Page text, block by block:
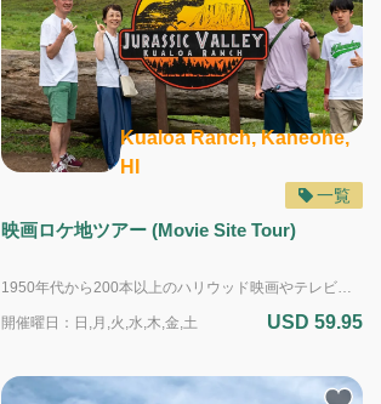
Kualoa Ranch, Kaneohe,
HI
一覧
映画ロケ地ツアー (Movie Site Tour)
1950年代から200本以上のハリウッド映画やテレビ番組が撮影されてきた、クアロアランチを代表するロケ地「カアアワ渓谷」を巡る人気ツアーです。 ツアー専用車両に乗って移動しながら、数々の有名映画やドラマの撮影スポットを車窓から見学します。『ジュマンジ』のダンスシーン、『ゴジラ』の巨大な足跡、『Finding ʻOhana』のロケ地など、実際に使用された場所を、ガイドの解説とともに巡ります。ガイドの案内は英語ですが、フレンドリーで分かりやすく進行しますので、英語に不安がある方でも安心してご参加いただけます。 途中、『キング・コング：髑髏島の巨神』のボーンヤードや、第二次世界大戦中に山肌に造られた実際の軍用バンカーでは下車して見学します。バンカー内では、クアロアで撮影された映画やドラマのポスター、小道具、展示物のほか、当時の貴重な戦争関連資料もご覧いただけます。 迫力ある映画ロケ地の数々はもちろん、クアロアランチの農業や牧畜、ハワイの自然、文化、歴史についても学べる、見どころを凝縮したツアーです。 こんな方におすすめ！ - クアロアランチを初めて訪れる方 - 有名なハリウッド映画のロケ地を効率よく見学したい方 - 短時間でクアロアのハイライトを楽しみたい方 - 小さなお子様からご年配の方まで、どなたでも参加しやすいツアーをお探しの方 - 映画だけでなく、ハワイの自然・文化・歴史にも触れたい方 【日本語音声ガイドをご利用いただけます】 映画ロケ地ツアーでは、日本語音声ガイドをご利用いただけます。 事前にスマートフォンに「クアロアマップ」をダウンロードして、ツアー当日に「映画ロケ地ツアー」を選ぶだけで、各スポットの日本語解説をお楽しみいただけます。 アプリのインストール方法： https://www.kualoa.jp/article/install_app 音声ガイドの利用方法： https://www.kualoa.jp/article/audiotour ＜複数のツアーを申し込む場合の注意事項＞ ・それぞれのツアーを一つずつ別々にお申し込みください。 ・ツアーの終了予定時間から次のツアーの受付開始時間までの間を、最低でも15分以上空けてください。 ・送迎を希望する場合は、開始時間が早い方のツアーにだけ送迎を付け、早いツアーの開始時間に間に合うように送迎を選択してください。
開催曜日：日,月,火,水,木,金,土 USD 59.95